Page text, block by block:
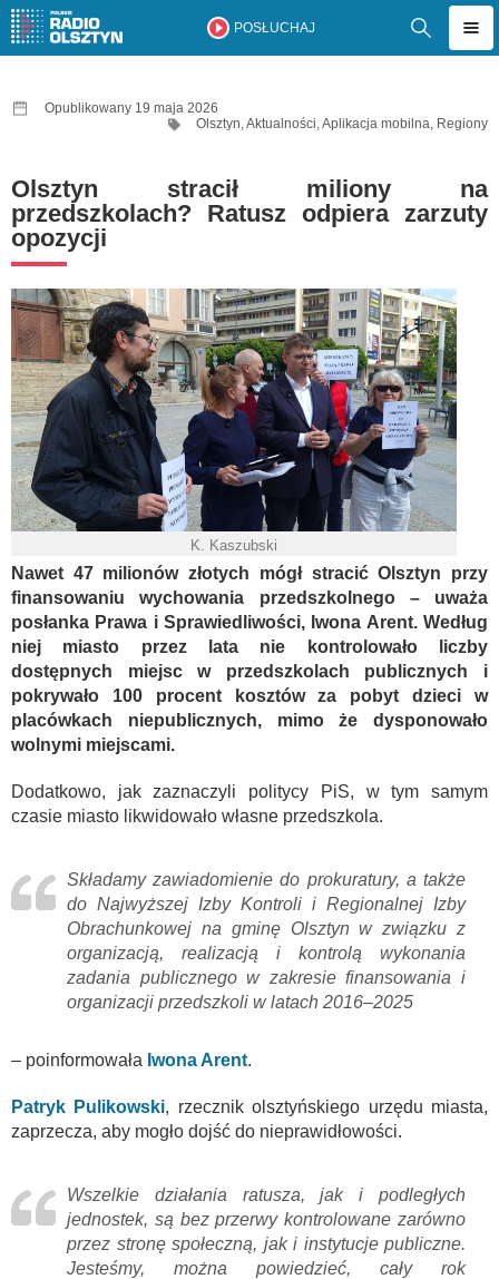
POSŁUCHAJ
Opublikowany 19 maja 2026
Olsztyn,Aktualności,Aplikacja mobilna, Regiony
Olsztyn stracił miliony na
przedszkolach? Ratusz odpiera zarzuty
opozycji
K. Kaszubski
Nawet 47 milionów złotych mógł stracić Olsztyn przy
finansowaniu wychowania przedszkolnego – uważa
posłanka Prawa i Sprawiedliwości, Iwona Arent. Według
niej miasto przez lata nie kontrolowało liczby
dostępnych miejsc w przedszkolach publicznych i
pokrywało 100 procent kosztów za pobyt dzieci w
placówkach niepublicznych, mimo że dysponowało
wolnymi miejscami.
Dodatkowo, jak zaznaczyli politycy PiS, w tym samym
czasie miasto likwidowało własne przedszkola.
Składamy zawiadomienie do prokuratury, a także
do Najwyższej Izby Kontroli i Regionalnej Izby
Obrachunkowej na gminę Olsztyn w związku z
organizacją, realizacją i kontrolą wykonania
zadania publicznego w zakresie finansowania i
organizacji przedszkoli w latach 2016–2025
– poinformowała Iwona Arent.
Patryk Pulikowski, rzecznik olsztyńskiego urzędu miasta,
zaprzecza, aby mogło dojść do nieprawidłowości.
Wszelkie działania ratusza, jak i podległych
jednostek, są bez przerwy kontrolowane zarówno
przez stronę społeczną, jak i instytucje publiczne.
Jesteśmy, można powiedzieć, cały rok